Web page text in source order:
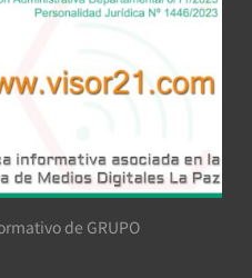
de GRUPO